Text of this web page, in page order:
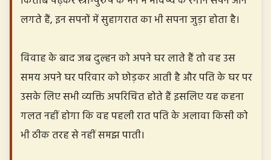
लगते हैं, इन सपनों में सुहागरात का भी सपना जुड़ा होता है।
विवाह के बाद जब दुल्हन को अपने घर लाते हैं तो वह उस
समय अपने घर परिवार को छोड़कर आती है और पति के घर पर
उसके लिए सभी व्यक्ति अपरिचित होते हैं इसलिए यह कहना
गलत नहीं होगा कि वह पहली रात पति के अलावा किसी को
भी ठीक तरह से नहीं समझ पाती।